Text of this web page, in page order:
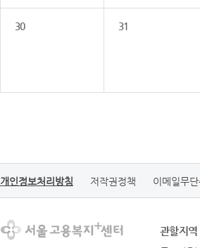
30 31
개인정보처리방침 저작권정책 이메일무
관할지역